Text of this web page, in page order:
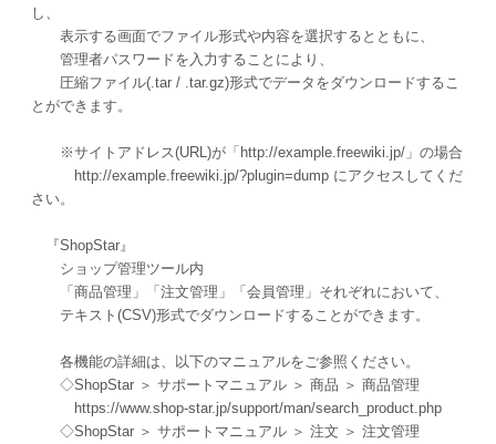
し、
表示する画面でファイル形式や内容を選択するとともに、
管理者パスワードを入力することにより、
圧縮ファイル(.tar / .tar.gz)形式でデータをダウンロードするこ
とができます。
※サイトアドレス(URL)が「http://example.freewiki.jp/」の場合
http://example.freewiki.jp/?plugin=dump にアクセスしてくだ
さい。
『ShopStar』
ショップ管理ツール内
「商品管理」「注文管理」「会員管理」それぞれにおいて、
テキスト(CSV)形式でダウンロードすることができます。
各機能の詳細は、以下のマニュアルをご参照ください。
◇ShopStar ＞ サポートマニュアル ＞ 商品 ＞ 商品管理
https://www.shop-star.jp/support/man/search_product.php
◇ShopStar ＞ サポートマニュアル ＞ 注文 ＞ 注文管理